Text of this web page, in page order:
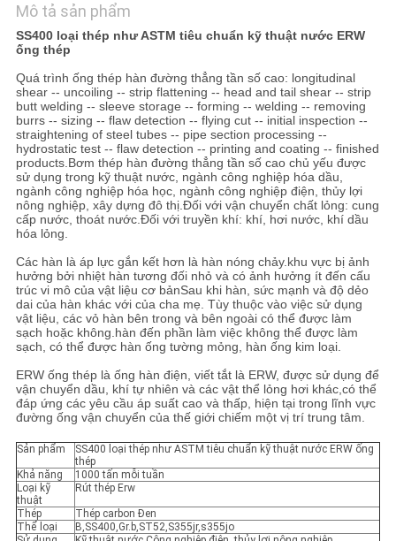
SƠ
ĐỒ
TRANG
WEB
CHÍNH
SÁCH
BẢO
MẬT
Mô tả sản phẩm
SS400 loại thép như ASTM tiêu chuẩn kỹ thuật nước ERW
ống thép
Quá trình ống thép hàn đường thẳng tần số cao: longitudinal
shear -- uncoiling -- strip flattening -- head and tail shear -- strip
butt welding -- sleeve storage -- forming -- welding -- removing
burrs -- sizing -- flaw detection -- flying cut -- initial inspection --
straightening of steel tubes -- pipe section processing --
hydrostatic test -- flaw detection -- printing and coating -- finished
products.Bơm thép hàn đường thẳng tần số cao chủ yếu được
sử dụng trong kỹ thuật nước, ngành công nghiệp hóa dầu,
ngành công nghiệp hóa học, ngành công nghiệp điện, thủy lợi
nông nghiệp, xây dựng đô thị.Đối với vận chuyển chất lỏng: cung
cấp nước, thoát nước.Đối với truyền khí: khí, hơi nước, khí dầu
hóa lỏng.
Các hàn là áp lực gắn kết hơn là hàn nóng chảy.khu vực bị ảnh
hưởng bởi nhiệt hàn tương đối nhỏ và có ảnh hưởng ít đến cấu
trúc vi mô của vật liệu cơ bảnSau khi hàn, sức mạnh và độ dẻo
dai của hàn khác với của cha mẹ. Tùy thuộc vào việc sử dụng
vật liệu, các vỏ hàn bên trong và bên ngoài có thể được làm
sạch hoặc không.hàn đến phần làm việc không thể được làm
sạch, có thể được hàn ống tường mỏng, hàn ống kim loại.
ERW ống thép là ống hàn điện, viết tắt là ERW, được sử dụng để
vận chuyển dầu, khí tự nhiên và các vật thể lỏng hơi khác,có thể
đáp ứng các yêu cầu áp suất cao và thấp, hiện tại trong lĩnh vực
đường ống vận chuyển của thế giới chiếm một vị trí trung tâm.
Sản phẩm
SS400 loại thép như ASTM tiêu chuẩn kỹ thuật nước ERW ống
thép
Khả năng
1000 tấn mỗi tuần
Loại kỹ
thuật
Rút thép Erw
Thép
Thép carbon Đen
Thể loại
B,SS400,Gr.b,ST52,S355jr,s355jo